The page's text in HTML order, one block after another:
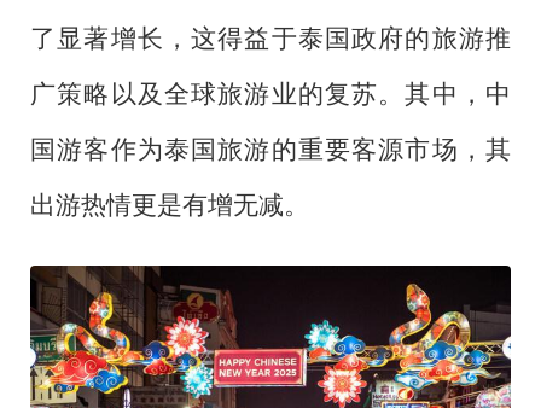
了显著增长，这得益于泰国政府的旅游推
广策略以及全球旅游业的复苏。其中，中
国游客作为泰国旅游的重要客源市场，其
出游热情更是有增无减。